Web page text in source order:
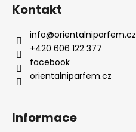
Kontakt
info@orientalniparfem.cz
+420 606 122 377
facebook
orientalniparfem.cz
Informace